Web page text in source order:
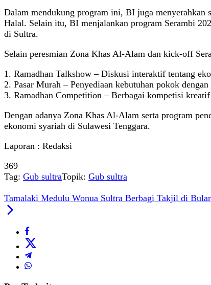
Dalam mendukung program ini, BI juga
Halal. Selain itu, BI menjalankan program Serambi
di Sultra.
Selain peresmian Zona Khas Al-Alam dan kick-off
1. Ramadhan Talkshow – Diskusi interaktif tentang
2. Pasar Murah – Penyediaan kebutuhan pokok
3. Ramadhan Competition – Berbagai kompetisi
Dengan adanya Zona Khas Al-Alam serta program
ekonomi syariah di Sulawesi Tenggara.
Laporan : Redaksi
369
Tag: Gub sultraTopik: Gub sultra
Tamalaki Medulu Wonua Sultra Berbagi Takjil di